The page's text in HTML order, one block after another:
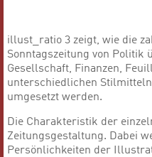
illust_ratio 3 zeigt, wie die
Sonntagszeitung von Politik
Gesellschaft, Finanzen,
unterschiedlichen
umgesetzt werden.
Die Charakteristik der
Zeitungsgestaltung. Dabei
Persönlichkeiten der